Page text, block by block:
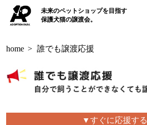
未来のペットショップを目指す
保護犬猫の譲渡会。
home > 誰でも譲渡応援
▼すぐに応援する